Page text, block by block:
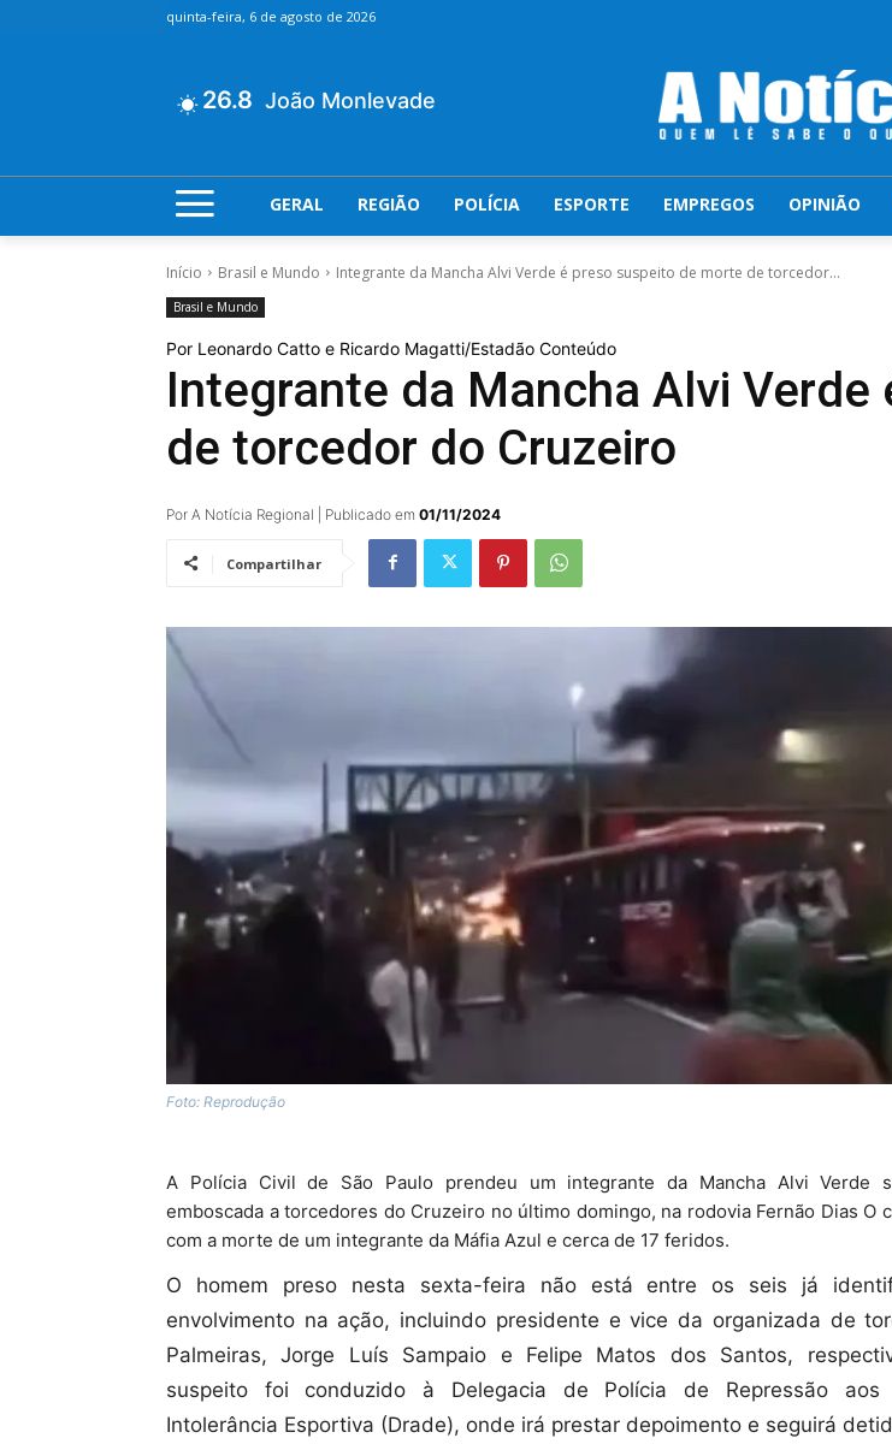
quinta-feira, 6 de agosto de 2026
26.8 João Monlevade
GERAL REGIÃO POLÍCIA ESPORTE EMPREGOS OPINIÃO
Início Brasil e Mundo Integrante da Mancha Alvi Verde é preso suspeito de morte de torcedor...
Brasil e Mundo
Por Leonardo Catto e Ricardo Magatti/Estadão Conteúdo
Integrante da Mancha Alvi
de torcedor do Cruzeiro
Por A Notícia Regional | Publicado em 01/11/2024
Compartilhar
Foto: Reprodução
A Polícia Civil de São Paulo prendeu um integrante da Mancha Alvi Verde
emboscada a torcedores do Cruzeiro no último domingo, na rodovia Fernão Dias O
com a morte de um integrante da Máfia Azul e cerca de 17 feridos.
O homem preso nesta sexta-feira não está entre os seis já
envolvimento na ação, incluindo presidente e vice da organizada de
Palmeiras, Jorge Luís Sampaio e Felipe Matos dos Santos,
suspeito foi conduzido à Delegacia de Polícia de Repressão aos
Intolerância Esportiva (Drade), onde irá prestar depoimento e seguirá